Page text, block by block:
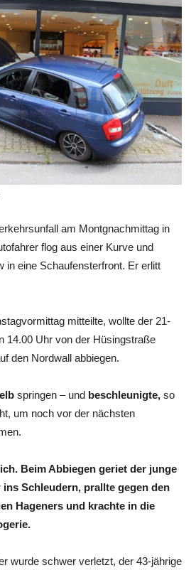
am Montgnachmittag in
flog aus einer Kurve und
in eine Schaufensterfront. Er erlitt
mitteilte, wollte der 21-
14.00 Uhr von der Hüsingstraße
den Nordwall abbiegen.
springen – und beschleunigte, so
um noch vor der nächsten
Beim Abbiegen geriet der junge
Schleudern, prallte gegen den
Hageners und krachte in die
wurde schwer verletzt, der 43-jährige